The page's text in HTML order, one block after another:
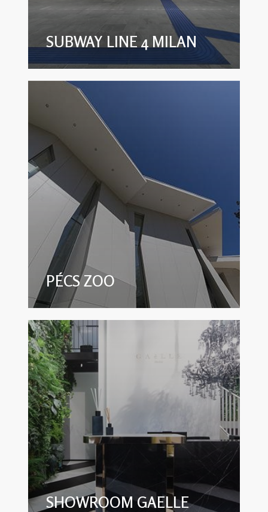
SUBWAY LINE 4 MILAN
PÉCS ZOO
SHOWROOM GAELLE